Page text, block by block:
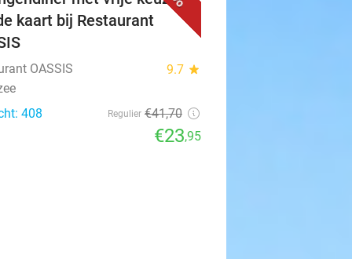
kaart bij Restaurant
OASSIS 9.7 star
408
Regulier €41,70
€23,95